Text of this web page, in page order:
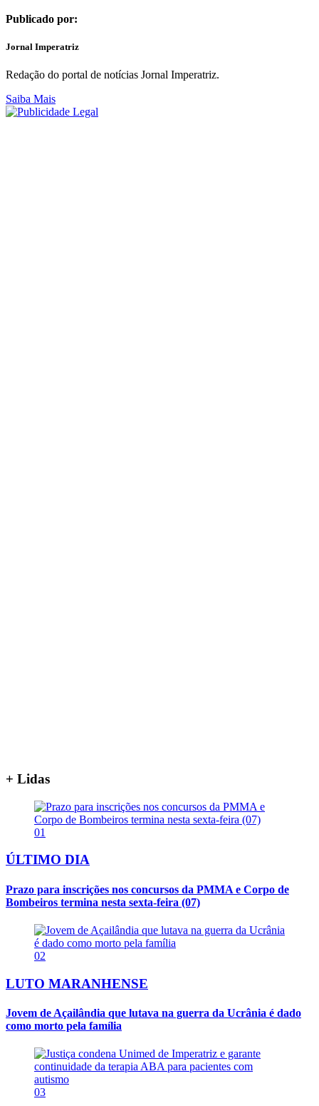
Publicado por:
Jornal Imperatriz
Redação do portal de notícias Jornal Imperatriz.
Saiba Mais
+ Lidas
01
ÚLTIMO DIA
Prazo para inscrições nos concursos da PMMA e Corpo de
Bombeiros termina nesta sexta-feira (07)
02
LUTO MARANHENSE
Jovem de Açailândia que lutava na guerra da Ucrânia é dado
como morto pela família
03